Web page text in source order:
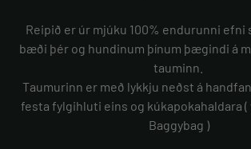
Reipið er úr mjúku 100% endurunni efni
bæði þér og hundinum þínum þægindi á
tauminn.
Taumurinn er með lykkju neðst á
festa fylgihluti eins og kúkapokahaldara
Baggybag )